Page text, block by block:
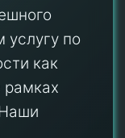
по
как
рамках